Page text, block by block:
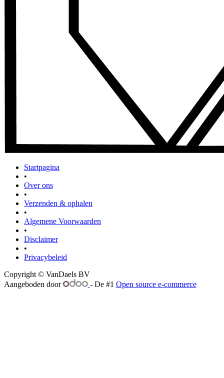
Startpagina
•
Over ons
•
Verzenden & ophalen
•
Algemene Voorwaarden
•
Disclaimer
•
Privacybeleid
Copyright © VanDaels BV
Aangeboden door
- De #1 Open source e-commerce